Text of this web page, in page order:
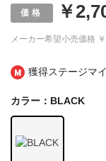
獲得ステージマ
メーカー希望小売価格
￥
カラー：BLACK